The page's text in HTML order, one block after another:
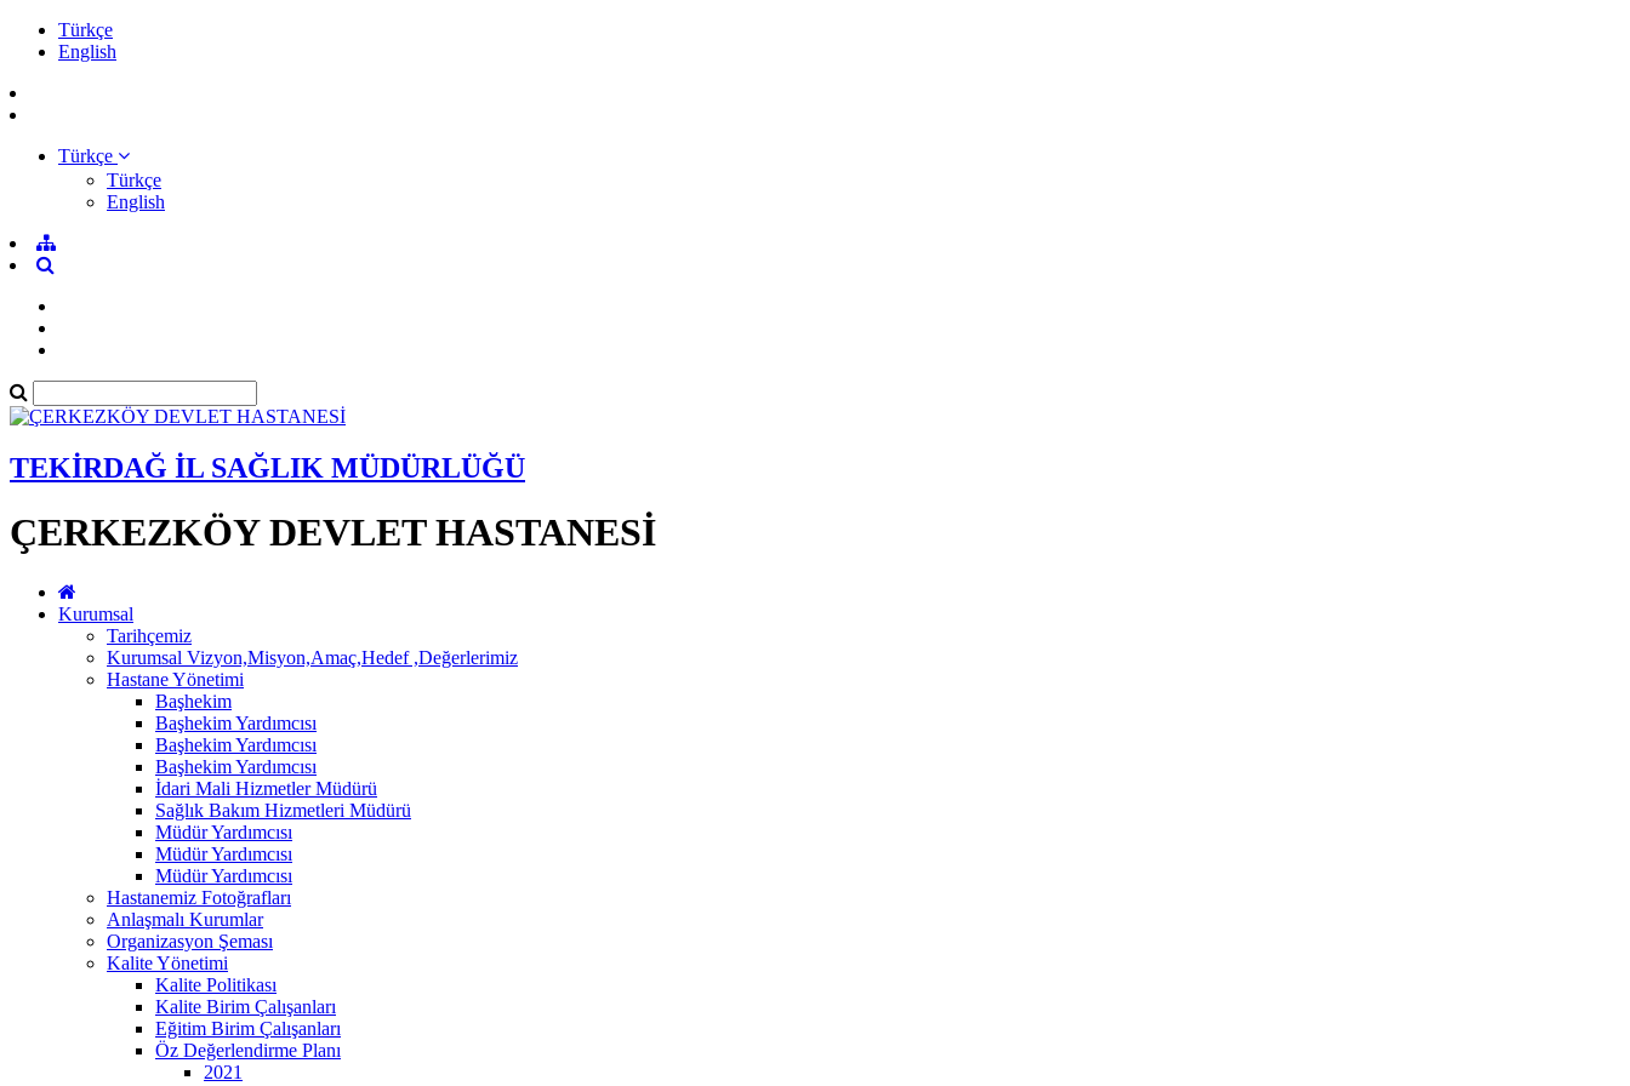
Türkçe
English
Türkçe
Türkçe
English
TEKİRDAĞ İL SAĞLIK MÜDÜRLÜĞÜ
ÇERKEZKÖY DEVLET HASTANESİ
Kurumsal
Tarihçemiz
Kurumsal Vizyon,Misyon,Amaç,Hedef ,Değerlerimiz
Hastane Yönetimi
Başhekim
Başhekim Yardımcısı
Başhekim Yardımcısı
Başhekim Yardımcısı
İdari Mali Hizmetler Müdürü
Sağlık Bakım Hizmetleri Müdürü
Müdür Yardımcısı
Müdür Yardımcısı
Müdür Yardımcısı
Hastanemiz Fotoğrafları
Anlaşmalı Kurumlar
Organizasyon Şeması
Kalite Yönetimi
Kalite Politikası
Kalite Birim Çalışanları
Eğitim Birim Çalışanları
Öz Değerlendirme Planı
2021